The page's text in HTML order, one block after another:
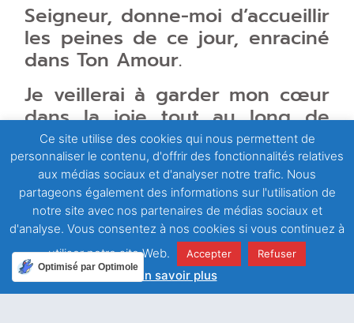
Seigneur, donne-moi d’accueillir
les peines de ce jour, enraciné
dans Ton Amour.
Je veillerai à garder mon cœur
dans la joie tout au long de
cette journée.
Facebook Twitter
LinkedIn Email
Ce site utilise des cookies qui nous permettent de
personnaliser le contenu, d'offrir des fonctionnalités relatives
aux médias sociaux et d'analyser notre trafic. Nous
partageons également des informations sur l'utilisation de
notre site avec nos partenaires de médias sociaux et
d'analyse. Vous consentez à nos cookies si vous continuez à
utiliser notre site Web.
Accepter Refuser
En savoir plus
Optimisé par Optimole